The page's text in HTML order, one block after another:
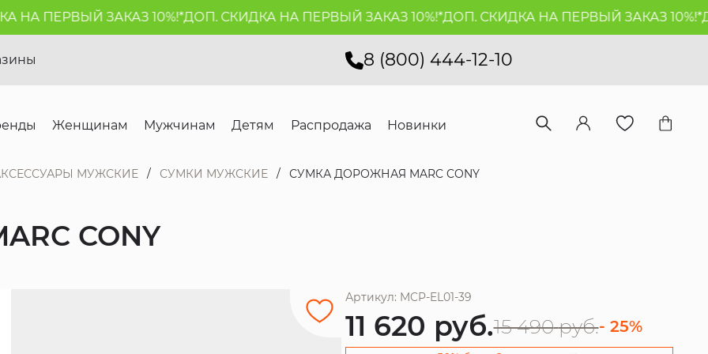
ПЕРВЫЙ ЗАКАЗ 10%!*ДОП. СКИДКА НА ПЕРВЫЙ ЗАКАЗ 10%!*ДОП. СКИДКА НА ПЕРВЫЙ ЗАКАЗ 10%!*
8 (800) 444-12-10
Женщинам Мужчинам Детям Распродажа Новинки
МУЖСКИЕ СУМКИ МУЖСКИЕ СУМКА ДОРОЖНАЯ MARC CONY
CONY
Артикул: MCP-EL01-39
11 620 руб.15 490 руб.- 25%